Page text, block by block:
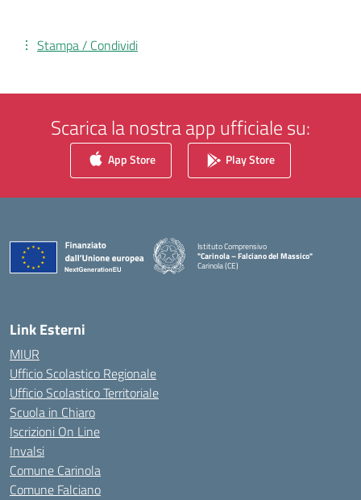
Stampa / Condividi
Scarica la nostra app ufficiale su:
App Store Play Store
Istituto Comprensivo
"Carinola – Falciano del Massico"
Carinola (CE)
Link Esterni
MIUR
Ufficio Scolastico Regionale
Ufficio Scolastico Territoriale
Scuola in Chiaro
Iscrizioni On Line
Invalsi
Comune Carinola
Comune Falciano